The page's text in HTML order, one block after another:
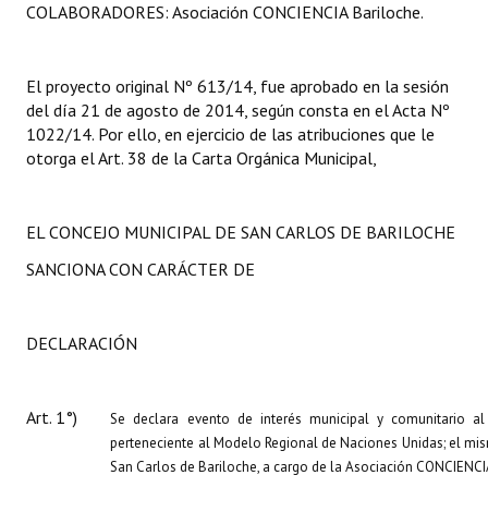
COLABORADORES: Asociación CONCIENCIA Bariloche.
El proyecto original Nº 613/14, fue aprobado en la sesión
del día 21 de agosto de 2014, según consta en el Acta Nº
1022/14. Por ello, en ejercicio de las atribuciones que le
otorga el Art. 38 de la Carta Orgánica Municipal,
EL CONCEJO MUNICIPAL DE SAN CARLOS DE BARILOCHE
SANCIONA CON CARÁCTER DE
DECLARACIÓN
Art. 1°)
Se declara evento de interés municipal y comunitario
perteneciente al Modelo Regional de Naciones Unidas; el
San Carlos de Bariloche, a cargo de la Asociación